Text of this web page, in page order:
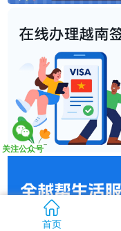
关注公众号
首页